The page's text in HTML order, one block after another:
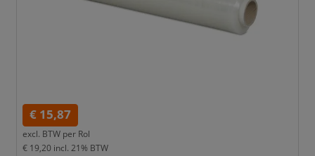
€ 15,87
excl. BTW per Rol
€ 19,20 incl. 21% BTW